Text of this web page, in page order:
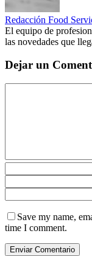
Redacción Food
El equipo de
las novedades que
Dejar un
Save my name,
time I comment.